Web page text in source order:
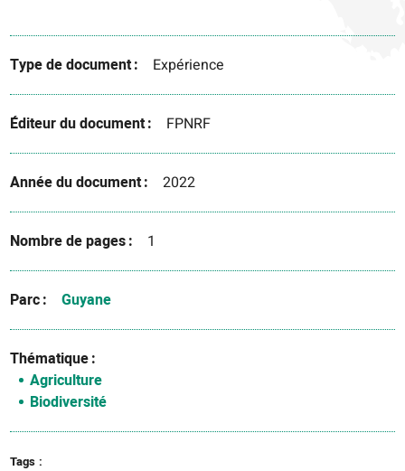
Type de document Expérience
Éditeur du document FPNRF
Année du document 2022
Nombre de pages 1
Parc Guyane
Thématique
Agriculture
Biodiversité
Tags